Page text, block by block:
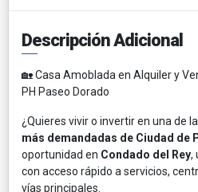
Descripción Adicional
🏡 Casa Amoblada en Alquiler y
PH Paseo Dorado
¿Quieres vivir o invertir en una de
más demandadas de Ciudad de
oportunidad en Condado del Rey,
con acceso rápido a servicios,
vías principales.